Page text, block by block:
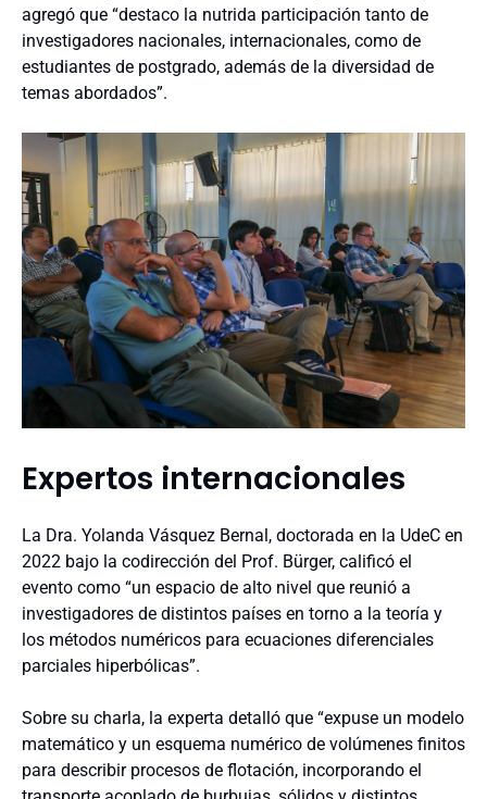
agregó que “destaco la nutrida participación tanto de
investigadores nacionales, internacionales, como de
estudiantes de postgrado, además de la diversidad de
temas abordados”.
Expertos internacionales
La Dra. Yolanda Vásquez Bernal, doctorada en la UdeC en
2022 bajo la codirección del Prof. Bürger, calificó el
evento como “un espacio de alto nivel que reunió a
investigadores de distintos países en torno a la teoría y
los métodos numéricos para ecuaciones diferenciales
parciales hiperbólicas”.
Sobre su charla, la experta detalló que “expuse un modelo
matemático y un esquema numérico de volúmenes finitos
para describir procesos de flotación, incorporando el